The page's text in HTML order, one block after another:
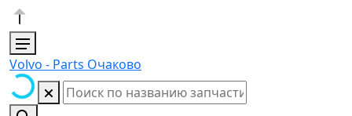
Volvo - Parts Очаково